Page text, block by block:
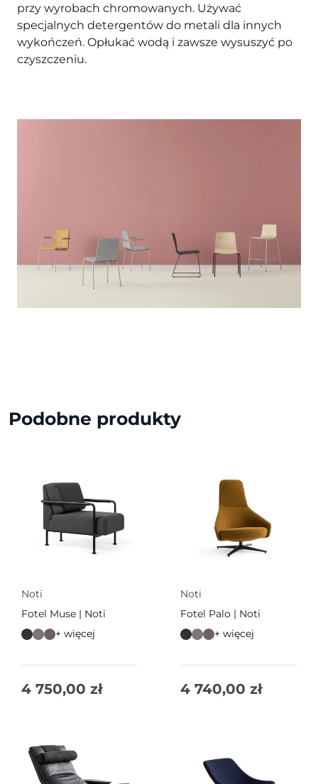
przy wyrobach chromowanych. Używać
specjalnych detergentów do metali dla innych
wykończeń. Opłukać wodą i zawsze wysuszyć po
czyszczeniu.
Podobne produkty
Noti
Fotel Muse | Noti
+ więcej
4 750,00 zł
Noti
Fotel Palo | Noti
+ więcej
4 740,00 zł